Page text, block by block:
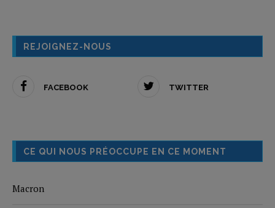
REJOIGNEZ-NOUS
FACEBOOK TWITTER
CE QUI NOUS PRÉOCCUPE EN CE MOMENT
Macron